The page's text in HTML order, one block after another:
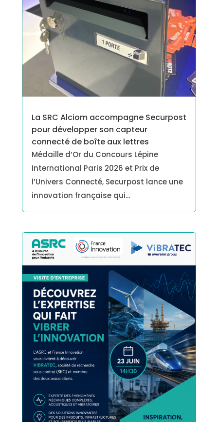
La SRC Alciom accompagne Securpost
pour développer son capteur
connecté de boîte aux lettres
Médaille d’Or du Concours Lépine
International Paris 2026 et Prix de
l’Univers Connecté, Securpost lance une
innovation française qui...